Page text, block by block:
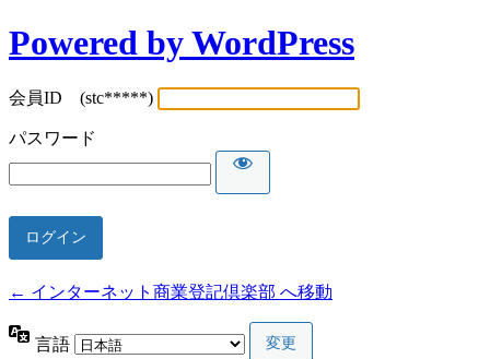
Powered by WordPress
会員ID (stc*****)
パスワード
← インターネット商業登記倶楽部 へ移動
言語